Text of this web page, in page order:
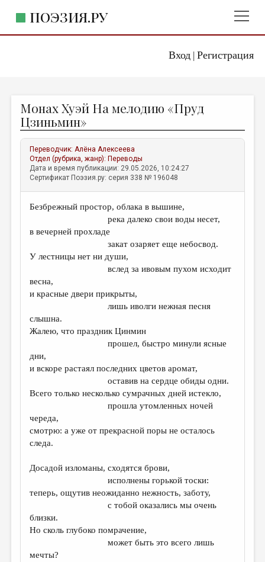
Вход| Регистрация
ПОЭЗИЯ.РУ
ЖАНРЫ
АВТОРЫ
КОММЕНТАРИИ
ЛИТСАЛОН
ИЗБРАННОЕ
ДАЙДЖЕСТ
ПЕРЕВОДЫ
ДЕТСКАЯ КОМНАТА
СТРАНИЦЫ ПАМЯТИ
ОБЪЯВЛЕНИЯ
КОЛОНКА РЕДАКТОРА
РЕДКОЛЛЕГИЯ
ОТ РЕДАКЦИИ
МАЛАЯ ПРОЗА
ЭССЕИСТИКА
Монах Хуэй На мелодию «Пруд
Цзиньмин»
Переводчик:Алёна Алексеева
Отдел (рубрика, жанр): Переводы
Дата и время публикации: 29.05.2026, 10:24:27
Сертификат Поэзия.ру: серия 338 № 196048
Безбрежный простор, облака в вышине,
река далеко свои воды несет,
в вечерней прохладе
закат озаряет еще небосвод.
У лестницы нет ни души,
вслед за ивовым пухом исходит
весна,
и красные двери прикрыты,
лишь иволги нежная песня
слышна.
Жалею, что праздник Цинмин
прошел, быстро минули ясные
дни,
и вскоре растаял последних цветов аромат,
оставив на сердце обиды одни.
Всего только несколько сумрачных дней истекло,
прошла утомленных ночей
череда,
смотрю: а уже от прекрасной поры не осталось
следа.
Досадой изломаны, сходятся брови,
исполнены горькой тоски:
теперь, ощутив неожиданно нежность, заботу,
с тобой оказались мы очень
близки.
Но сколь глубоко помрачение,
может быть это всего лишь
мечты?